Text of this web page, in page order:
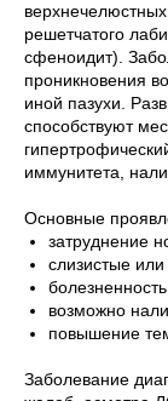
решетчатого
сфеноидит).
проникновения
иной пазухи.
способствуют
иммунитета,
Основные
затруднение
слизистые
возможно
повышение
Заболевание